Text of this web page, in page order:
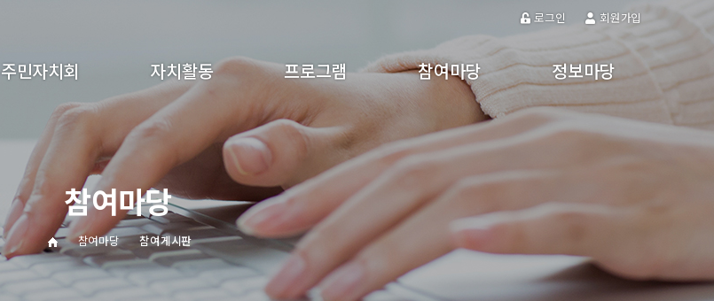
로그인 회원가입
주민자치회
연혁
조직구성
분과소개
운영 세칙
자치활동
분과사업
자료모음
회의록
프로그램
어린이 프로그램
성인 프로그램
특강
동아리 활동
참여마당
참여게시판
주민제안
정보마당
공지사항
자유게시판
참여마당 참여게시판
참여마당